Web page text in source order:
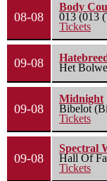
08-08
Body
013 (013
Tickets
09-08
Het
09-08
Midnight
Bibelot
Tickets
09-08
Spectral
Hall Of
Tickets